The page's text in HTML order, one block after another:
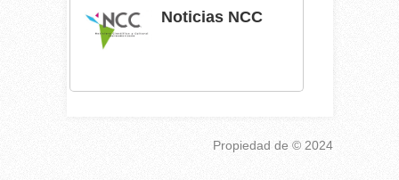
Noticias NCC
Propiedad de © 2024